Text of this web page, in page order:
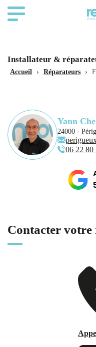
Installateur &
Accueil › Réparateurs ›
Yann
24000 -
06 22 80
Contacter